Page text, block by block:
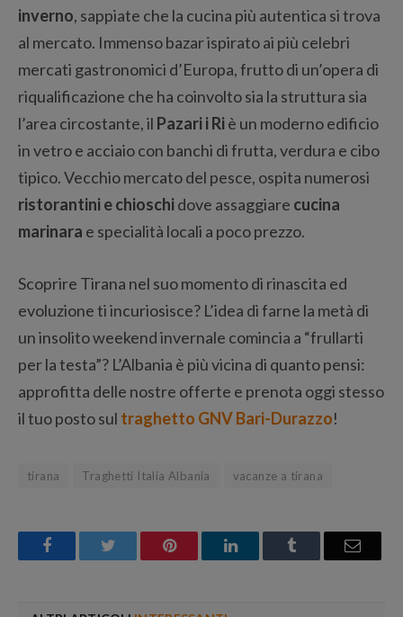
inverno, sappiate che la cucina più autentica si trova
al mercato. Immenso bazar ispirato ai più celebri
mercati gastronomici d’Europa, frutto di un’opera di
riqualificazione che ha coinvolto sia la struttura sia
l’area circostante, il Pazari i Riè un moderno edificio
in vetro e acciaio con banchi di frutta, verdura e cibo
tipico. Vecchio mercato del pesce, ospita numerosi
ristorantini e chioschidove assaggiare cucina
marinara e specialità locali a poco prezzo.
Scoprire Tirana nel suo momento di rinascita ed
evoluzione ti incuriosisce? L’idea di farne la metà di
un insolito weekend invernale comincia a “frullarti
per la testa”? L’Albania è più vicina di quanto pensi:
approfitta delle nostre offerte e prenota oggi stesso
il tuo posto sul traghetto GNV Bari-Durazzo!
tirana Traghetti Italia Albania vacanze a tirana
FacebookTwitter Pinterest LinkedInTumblr Email